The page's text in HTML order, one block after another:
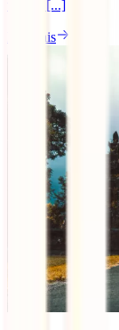
tenhas [...]
Ler mais